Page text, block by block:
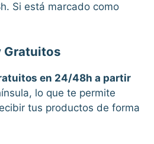
Si está marcado como
Gratuitos
en 24/48h a partir
lo que te permite
tus productos de forma